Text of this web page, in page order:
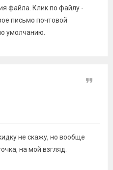
файла. Клик по файлу -
письмо почтовой
умолчанию.
Цитата
не скажу, но вообще
на мой взгляд.